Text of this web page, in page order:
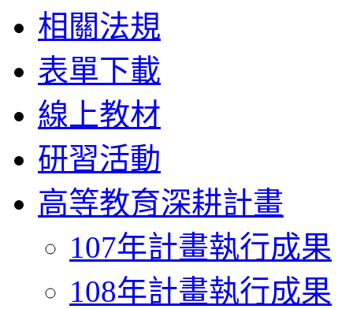
相關法規
表單下載
線上教材
研習活動
高等教育深耕計畫
107年計畫執行成果
108年計畫執行成果